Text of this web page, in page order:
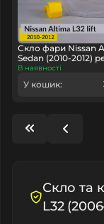
Скло фари Nissan
Sedan (2010-2012)
В наявності
У кошик:
Скло та
L32